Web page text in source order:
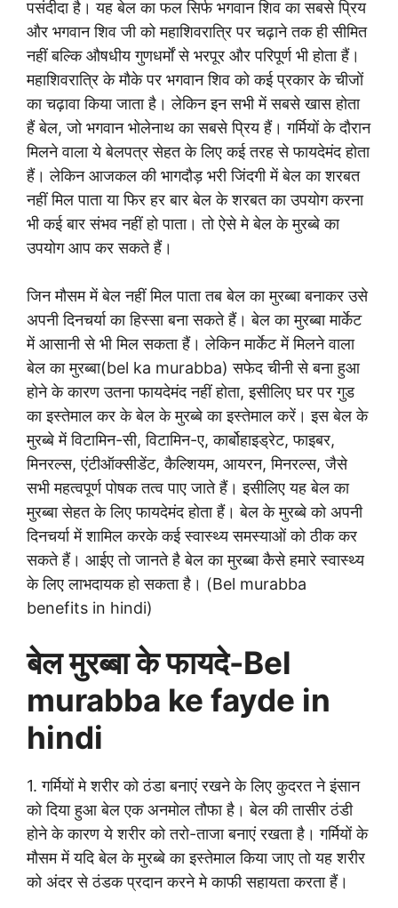
पसंदीदा है। यह बेल का फल सिर्फ भगवान शिव का सबसे प्रिय
और भगवान शिव जी को महाशिवरात्रि पर चढ़ाने तक ही सीमित
नहीं बल्कि औषधीय गुणधर्मों से भरपूर और परिपूर्ण भी होता हैं।
महाशिवरात्रि के मौके पर भगवान शिव को कई प्रकार के चीजों
का चढ़ावा किया जाता है। लेकिन इन सभी में सबसे खास होता
हैं बेल, जो भगवान भोलेनाथ का सबसे प्रिय हैं। गर्मियों के दौरान
मिलने वाला ये बेलपत्र सेहत के लिए कई तरह से फायदेमंद होता
हैं। लेकिन आजकल की भागदौड़ भरी जिंदगी में बेल का शरबत
नहीं मिल पाता या फिर हर बार बेल के शरबत का उपयोग करना
भी कई बार संभव नहीं हो पाता। तो ऐसे मे बेल के मुरब्बे का
उपयोग आप कर सकते हैं।
जिन मौसम में बेल नहीं मिल पाता तब बेल का मुरब्बा बनाकर उसे
अपनी दिनचर्या का हिस्सा बना सकते हैं। बेल का मुरब्बा मार्केट
में आसानी से भी मिल सकता हैं। लेकिन मार्केट में मिलने वाला
बेल का मुरब्बा(bel ka murabba) सफेद चीनी से बना हुआ
होने के कारण उतना फायदेमंद नहीं होता, इसीलिए घर पर गुड
का इस्तेमाल कर के बेल के मुरब्बे का इस्तेमाल करें। इस बेल के
मुरब्बे में विटामिन-सी, विटामिन-ए, कार्बोहाइड्रेट, फाइबर,
मिनरल्स, एंटीऑक्सीडेंट, कैल्शियम, आयरन, मिनरल्स, जैसे
सभी महत्वपूर्ण पोषक तत्व पाए जाते हैं। इसीलिए यह बेल का
मुरब्बा सेहत के लिए फायदेमंद होता हैं। बेल के मुरब्बे को अपनी
दिनचर्या में शामिल करके कई स्वास्थ्य समस्याओं को ठीक कर
सकते हैं। आईए तो जानते है बेल का मुरब्बा कैसे हमारे स्वास्थ्य
के लिए लाभदायक हो सकता है। (Bel murabba
benefits in hindi)
बेल मुरब्बा के फायदे-Bel
murabba ke fayde in
hindi
1. गर्मियों मे शरीर को ठंडा बनाएं रखने के लिए कुदरत ने इंसान
को दिया हुआ बेल एक अनमोल तौफा है। बेल की तासीर ठंडी
होने के कारण ये शरीर को तरो-ताजा बनाएं रखता है। गर्मियों के
मौसम में यदि बेल के मुरब्बे का इस्तेमाल किया जाए तो यह शरीर
को अंदर से ठंडक प्रदान करने मे काफी सहायता करता हैं।